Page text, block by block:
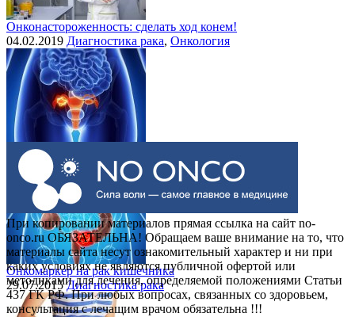
Онконастороженность: сделать ход конем!
04.02.2019 Диагностика рака, Онкология
Выделения при раке шейки матки
30.07.2015 Рак шейки матки
Онкомаркер на рак кишечника
29.07.2015 Диагностика рака
При копировании материалов прямая ссылка на сайт no-
onco.ru ОБЯЗАТЕЛЬНА! Обращаем ваше внимание на то, что
материалы сайта несут ознакомительный характер и ни при
каких условиях не являются публичной офертой или
методиками для лечения, определяемой положениями Статьи
437 ГК РФ. При любых вопросах, связанных со здоровьем,
консультация с лечащим врачом обязательна !!!